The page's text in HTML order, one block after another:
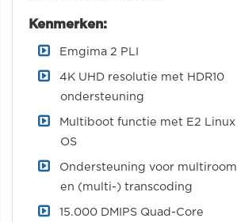
Kenmerken:
Emgima 2 PLI
4K UHD resolutie met HDR10
ondersteuning
Multiboot functie met E2 Linux
OS
Ondersteuning voor multiroom
en (multi-) transcoding
15.000 DMIPS Quad-Core